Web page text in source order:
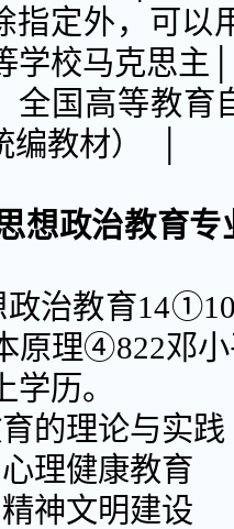
指定外，可以
学校马克思主│
全国高等教
编教材） │
想政治教育
治教育
原理④822邓
历。
的理论与实
理健康教育
神文明建设